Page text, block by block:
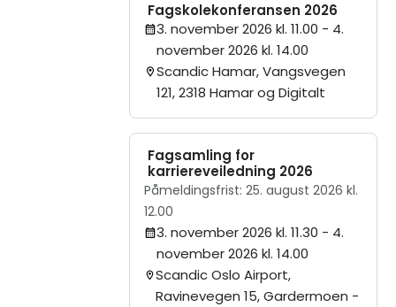
Fagskolekonferansen 2026
3. november 2026 kl. 11.00 - 4.
november 2026 kl. 14.00
Scandic Hamar, Vangsvegen
121, 2318 Hamar og Digitalt
Fagsamling for
karriereveiledning 2026
Påmeldingsfrist: 25. august 2026 kl.
12.00
3. november 2026 kl. 11.30 - 4.
november 2026 kl. 14.00
Scandic Oslo Airport,
Ravinevegen 15, Gardermoen -